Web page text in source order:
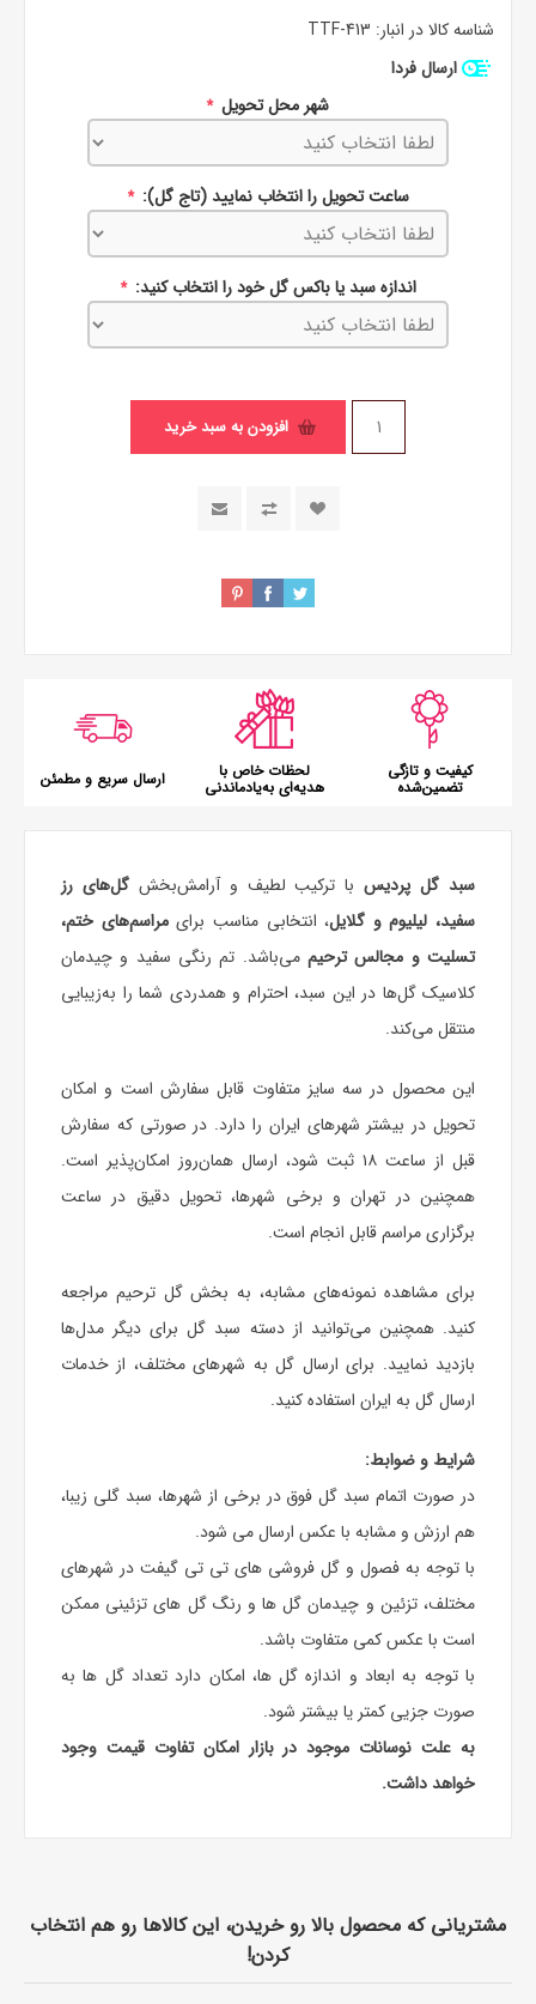
شناسه کالا در انبار: TTF-413
ارسال فردا
شهر محل تحویل *
ساعت تحویل را انتخاب نمایید (تاج گل): *
اندازه سبد یا باکس گل خود را انتخاب کنید: *
افزودن به سبد خرید
کیفیت و تازگی
تضمین‌شده
لحظات خاص با
هدیه‌ای به‌یادماندنی ارسال سریع و مطمئن
سبد گل پردیس با ترکیب لطیف و آرامش‌بخشگل‌های رز
سفید، لیلیوم و گلایل، انتخابی مناسب برایمراسم‌های ختم،
تسلیت و مجالس ترحیم می‌باشد. تم رنگی سفید و چیدمان
کلاسیک گل‌ها در این سبد، احترام و همدردی شما را به‌زیبایی
منتقل می‌کند.
این محصول در سه سایز متفاوت قابل سفارش است و امکان
تحویل در بیشتر شهرهای ایران را دارد. در صورتی که سفارش
قبل از ساعت ۱۸ ثبت شود، ارسال همان‌روز امکان‌پذیر است.
همچنین در تهران و برخی شهرها، تحویل دقیق در ساعت
برگزاری مراسم قابل انجام است.
برای مشاهده نمونه‌های مشابه، به بخشگل ترحیم مراجعه
کنید. همچنین می‌توانید از دسته سبد گلبرای دیگر مدل‌ها
بازدید نمایید. برای ارسال گل به شهرهای مختلف، از خدمات
ارسال گل به ایران استفاده کنید.
شرایط و ضوابط:
در صورت اتمام سبد گل فوق در برخی از شهرها، سبد گلی زیبا،
هم ارزش و مشابه با عکس ارسال می شود.
با توجه به فصول و گل فروشی های تی تی گیفت در شهرهای
مختلف، تزئین و چیدمان گل ها و رنگ گل های تزئینی ممکن
است با عکس کمی متفاوت باشد.
با توجه به ابعاد و اندازه گل ها، امکان دارد تعداد گل ها به
صورت جزیی کمتر یا بیشتر شود.
به علت نوسانات موجود در بازار امکان تفاوت قیمت وجود
خواهد داشت.
مشتریانی که محصول بالا رو خریدن، این کالاها رو هم انتخاب
کردن!